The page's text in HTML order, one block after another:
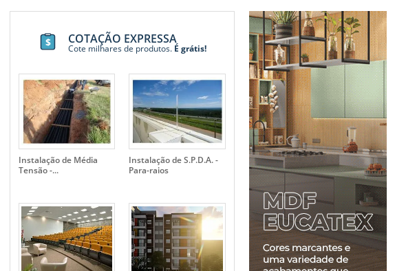
COTAÇÃO EXPRESSA
Cote milhares de produtos.É grátis!
Instalação de Média
Tensão -...
Instalação de S.P.D.A. -
Para-raios